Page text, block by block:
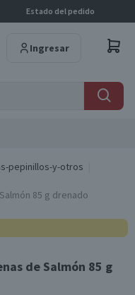
Estado del pedido
Ingresar
pepinillos-y-otros
85 g drenado
de Salmón 85 g